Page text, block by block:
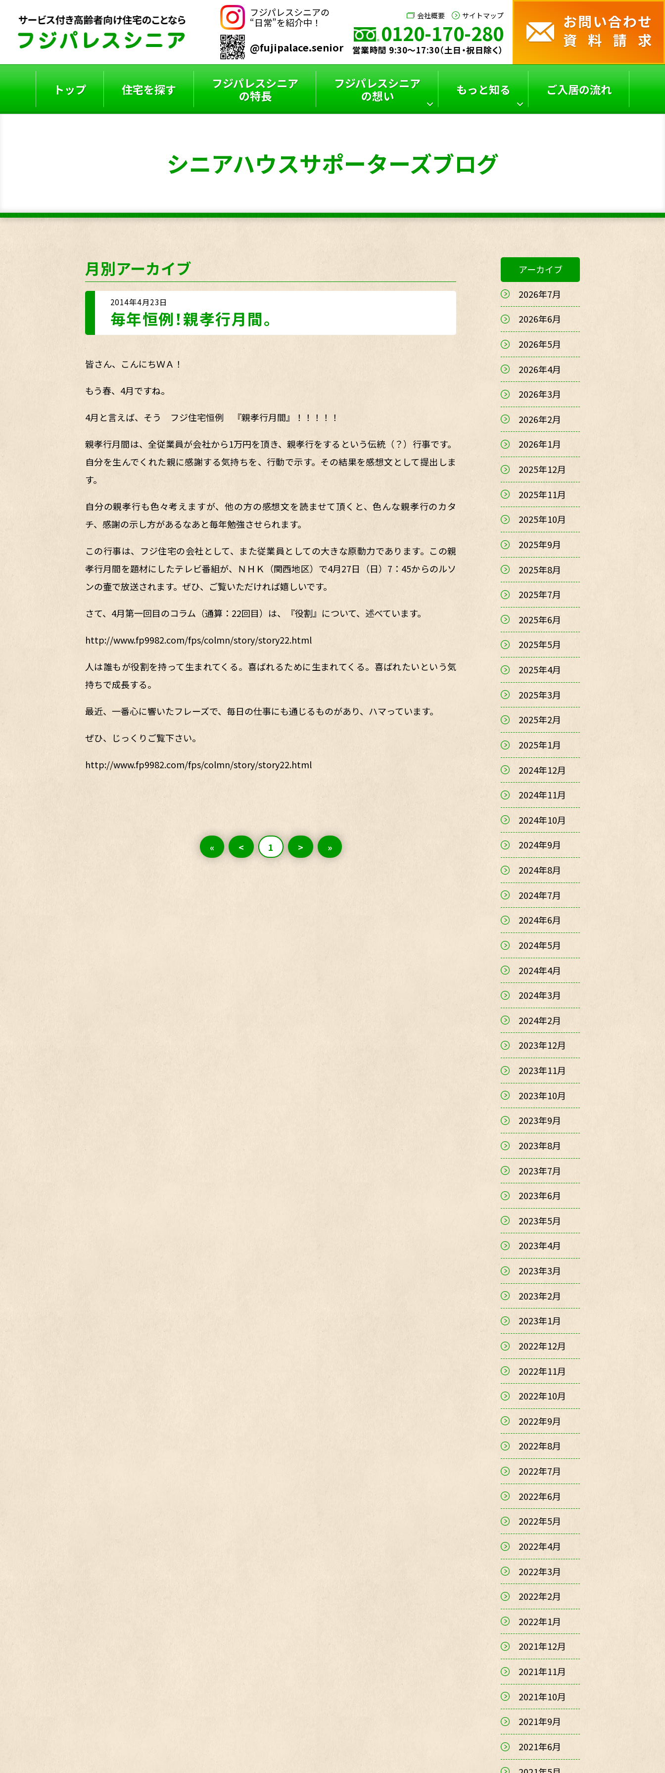
フジパレスシニアの
“日常”を紹介中！
@fujipalace.senior
会社概要 サイトマップ
0120-170-280
営業時間 9:30～17:30（土日・祝日除く）
トップ 住宅を探す
フジパレスシニア
の特長
フジパレスシニア
の想い
サポーターズブログ
特選コラム
もっと知る
スタッフインタビュー
フジパレスシニアと
は？
サービス付き高齢者向
け
住宅の選び方
ご入居の流れ
シニアハウスサポーターズブログ
月別アーカイブ
2014年4月23日
毎年恒例！親孝行月間。
皆さん、こんにちＷＡ！
もう春、4月ですね。
4月と言えば、そう フジ住宅恒例 『親孝行月間』！！！！！
親孝行月間は、全従業員が会社から1万円を頂き、親孝行をするという伝統（？）行事です。
自分を生んでくれた親に感謝する気持ちを、行動で示す。その結果を感想文として提出しま
す。
自分の親孝行も色々考えますが、他の方の感想文を読ませて頂くと、色んな親孝行のカタ
チ、感謝の示し方があるなあと毎年勉強させられます。
この行事は、フジ住宅の会社として、また従業員としての大きな原動力であります。この親
孝行月間を題材にしたテレビ番組が、ＮＨＫ（関西地区）で4月27日（日）7：45からのルソ
ンの壷で放送されます。ぜひ、ご覧いただければ嬉しいです。
さて、4月第一回目のコラム（通算：22回目）は、『役割』について、述べています。
http://www.fp9982.com/fps/colmn/story/story22.html
人は誰もが役割を持って生まれてくる。喜ばれるために生まれてくる。喜ばれたいという気
持ちで成長する。
最近、一番心に響いたフレーズで、毎日の仕事にも通じるものがあり、ハマっています。
ぜひ、じっくりご覧下さい。
http://www.fp9982.com/fps/colmn/story/story22.html
« < 1 > »
アーカイブ
2026年7月
2026年6月
2026年5月
2026年4月
2026年3月
2026年2月
2026年1月
2025年12月
2025年11月
2025年10月
2025年9月
2025年8月
2025年7月
2025年6月
2025年5月
2025年4月
2025年3月
2025年2月
2025年1月
2024年12月
2024年11月
2024年10月
2024年9月
2024年8月
2024年7月
2024年6月
2024年5月
2024年4月
2024年3月
2024年2月
2023年12月
2023年11月
2023年10月
2023年9月
2023年8月
2023年7月
2023年6月
2023年5月
2023年4月
2023年3月
2023年2月
2023年1月
2022年12月
2022年11月
2022年10月
2022年9月
2022年8月
2022年7月
2022年6月
2022年5月
2022年4月
2022年3月
2022年2月
2022年1月
2021年12月
2021年11月
2021年10月
2021年9月
2021年6月